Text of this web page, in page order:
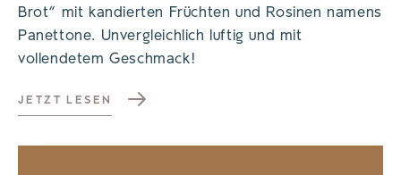
Brot“ mit kandierten Früchten und Rosinen namens
Panettone. Unvergleichlich luftig und mit
vollendetem Geschmack!
JETZT LESEN